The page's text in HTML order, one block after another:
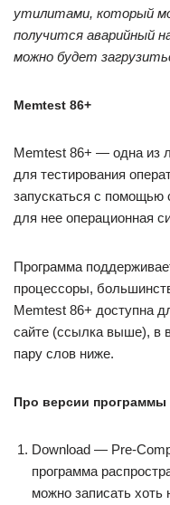
утилитами, который
получится аварийный
можно будет
Memtest 86+
Memtest 86+ — одна из
для тестирования
запускаться с помощью
для нее операционная
Программа
процессоры,
Memtest 86+ доступна
сайте (ссылка выше), в
пару слов ниже.
Про версии программы
Download — Pre-
программа
можно записать